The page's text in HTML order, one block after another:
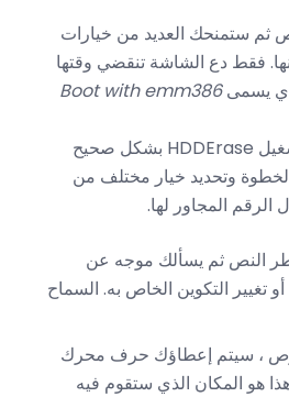
ستمنحك العديد من خيارات
فقط دع الشاشة تنقضي وقتها
يسمىBoot with emm386
إذا لم يتم إنهاء تشغيل HDDErase بشكل صحيح
وتحديد خيار مختلف من
المجاور لها.
النص ثم يسألك موجه عن
التكوين الخاص به. السماح
، سيتم إعطاؤك حرف محرك
هو المكان الذي ستقوم فيه